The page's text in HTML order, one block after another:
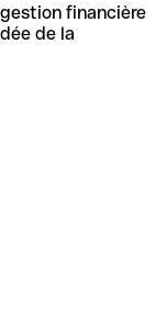
financière
de la